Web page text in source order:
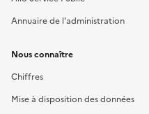
Annuaire de l'administration
Nous connaître
Chiffres
Mise à disposition des données